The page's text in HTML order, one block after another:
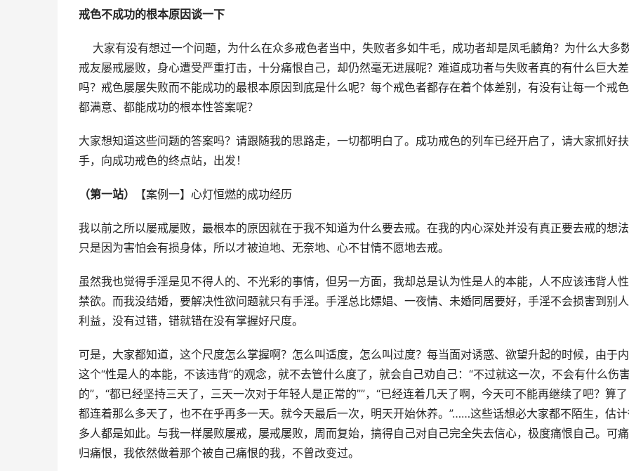
戒色不成功的根本原因谈一下
大家有没有想过一个问题，为什么在众多戒色者当中，失败者多如牛毛，成功者却是凤毛麟角？为什么大多
戒友屡戒屡败，身心遭受严重打击，十分痛恨自己，却仍然毫无进展呢？难道成功者与失败者真的有什么巨大
吗？戒色屡屡失败而不能成功的最根本原因到底是什么呢？每个戒色者都存在着个体差别，有没有让每一个戒
都满意、都能成功的根本性答案呢？
大家想知道这些问题的答案吗？请跟随我的思路走，一切都明白了。成功戒色的列车已经开启了，请大家抓好扶
手，向成功戒色的终点站，出发！
（第一站） 【案例一】心灯恒燃的成功经历
我以前之所以屡戒屡败，最根本的原因就在于我不知道为什么要去戒。在我的内心深处并没有真正要去戒的想法
只是因为害怕会有损身体，所以才被迫地、无奈地、心不甘情不愿地去戒。
虽然我也觉得手淫是见不得人的、不光彩的事情，但另一方面，我却总是认为性是人的本能，人不应该违背人
禁欲。而我没结婚，要解决性欲问题就只有手淫。手淫总比嫖娼、一夜情、未婚同居要好，手淫不会损害到别
利益，没有过错，错就错在没有掌握好尺度。
可是，大家都知道，这个尺度怎么掌握啊？怎么叫适度，怎么叫过度？每当面对诱惑、欲望升起的时候，由于
这个“性是人的本能，不该违背”的观念，就不去管什么度了，就会自己劝自己：“不过就这一次，不会有什么伤害
的”，“都已经坚持三天了，三天一次对于年轻人是正常的””，“已经连着几天了啊，今天可不能再继续了吧？算了
都连着那么多天了，也不在乎再多一天。就今天最后一次，明天开始休养。”……这些话想必大家都不陌生，估
多人都是如此。与我一样屡败屡戒，屡戒屡败，周而复始，搞得自己对自己完全失去信心，极度痛恨自己。可
归痛恨，我依然做着那个被自己痛恨的我，不曾改变过。